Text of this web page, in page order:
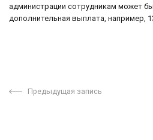
администрации сотрудникам может
дополнительная выплата, например,
Предыдущая запись